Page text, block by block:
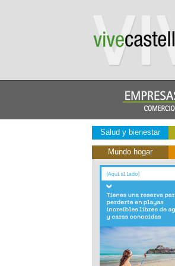
Salud y bienestar
Mundo hogar